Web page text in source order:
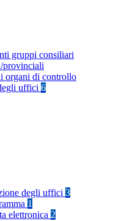
gruppi consiliari
provinciali
organi di controllo
uffici 6
degli uffici 3
1
elettronica 2